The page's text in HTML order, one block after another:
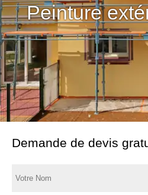
Peinture
Demande de devis